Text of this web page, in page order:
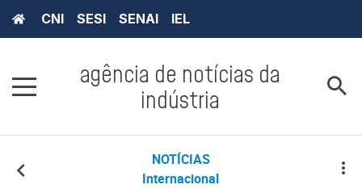
CNI SESI SENAI IEL
agência de notícias da
indústria
NOTÍCIAS
Internacional